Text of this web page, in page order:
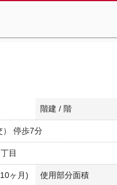
階建 / 階
） 停歩7分
目
ヶ月) 使用部分面積